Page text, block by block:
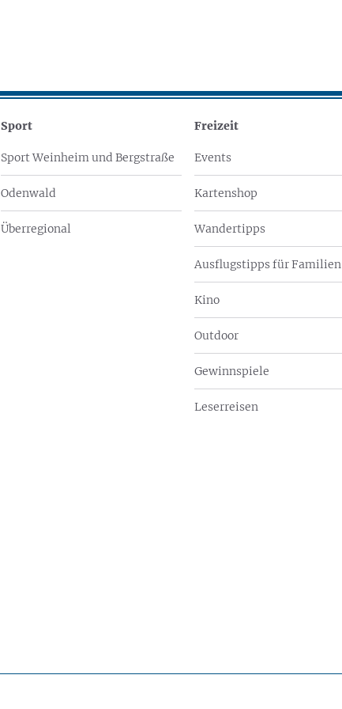
Sport
Sport Weinheim und Bergstraße
Odenwald
Überregional
Freizeit
Events
Kartenshop
Wandertipps
Ausflugstipps für Familien
Kino
Outdoor
Gewinnspiele
Leserreisen